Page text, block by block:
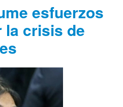
esfuerzos
la crisis de